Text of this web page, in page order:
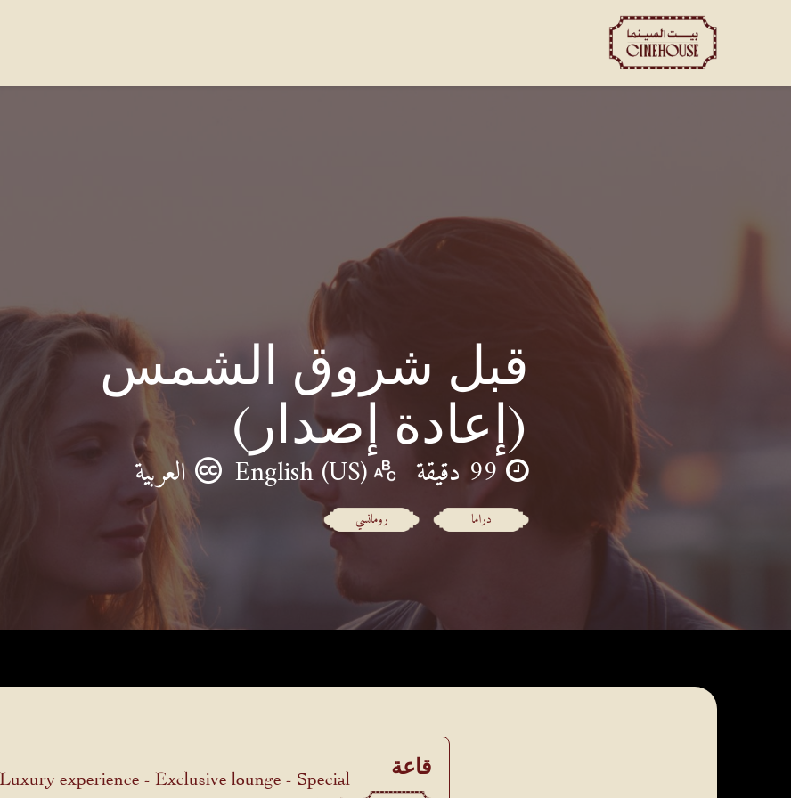
قبل شروق الشمس
(إعادة إصدار)
99 دقيقة English (US) العربية
دراما رومانسي
قاعة
Luxury experience - Exclusive lounge - Special
menu.